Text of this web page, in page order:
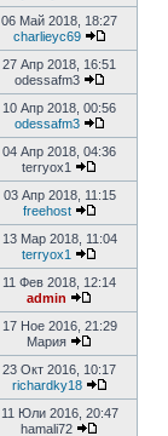
06 Май 2018, 18:27
charlieyc69
27 Апр 2018, 16:51
odessafm3
10 Апр 2018, 00:56
odessafm3
04 Апр 2018, 04:36
terryox1
03 Апр 2018, 11:15
freehost
13 Мар 2018, 11:04
terryox1
11 Фев 2018, 12:14
admin
17 Ное 2016, 21:29
Мария
23 Окт 2016, 10:17
richardky18
11 Юли 2016, 20:47
hamali72